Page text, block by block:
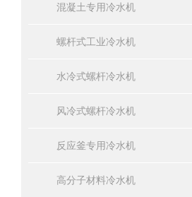
混凝土专用冷水机
螺杆式工业冷水机
水冷式螺杆冷水机
风冷式螺杆冷水机
反应釜专用冷水机
高分子材料冷水机